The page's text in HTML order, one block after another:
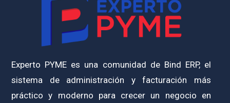
Experto PYME es una comunidad de Bind ERP, el
sistema de administración y facturación más
práctico y moderno para crecer un negocio en